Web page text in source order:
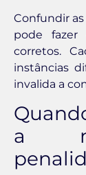
Confundir
pode fazer
corretos.
instâncias
invalida a
a